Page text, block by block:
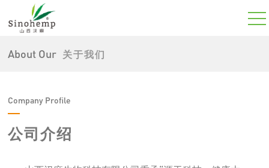
About Our 关于我们
Company Profile
公司介绍